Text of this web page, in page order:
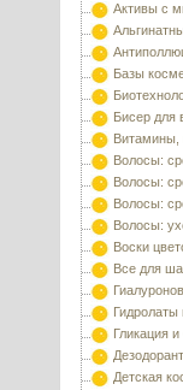
Активы с
Базы
Бисер для
Витамины,
Волосы:
Волосы:
Волосы:
Волосы:
Воски
Все для
Гликация
Детская